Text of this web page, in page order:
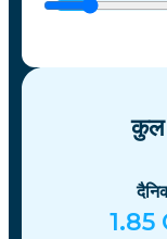
कुल
1.85